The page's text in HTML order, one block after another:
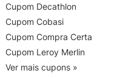
Cupom Decathlon
Cupom Cobasi
Cupom Compra Certa
Cupom Leroy Merlin
Ver mais cupons »